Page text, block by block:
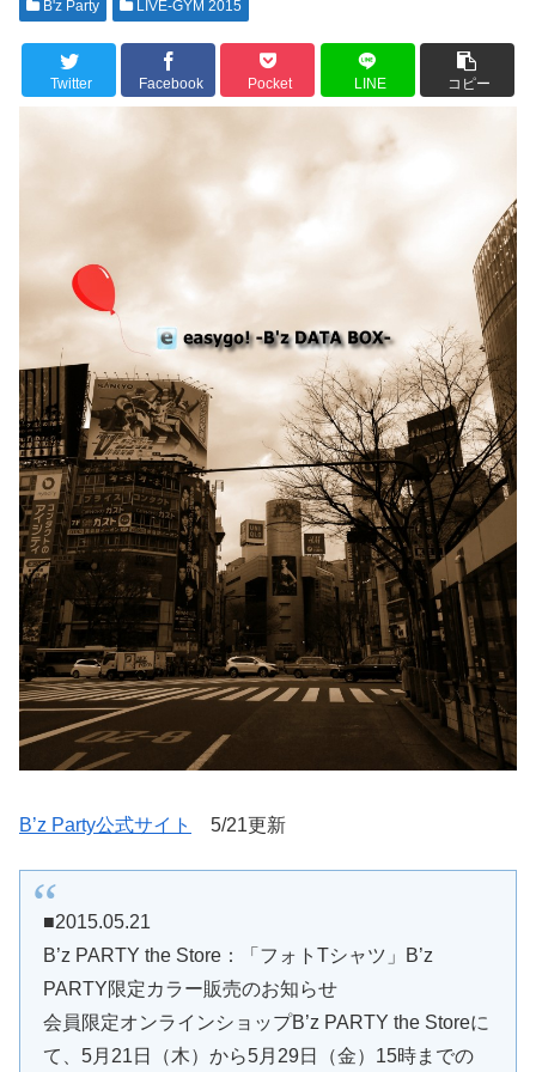
B'z Party LIVE-GYM 2015
Twitter Facebook Pocket LINE コピー
B’z Party公式サイト 5/21更新
■2015.05.21
B’z PARTY the Store：「フォトTシャツ」B’z
PARTY限定カラー販売のお知らせ
会員限定オンラインショップB’z PARTY the Storeに
て、5月21日（木）から5月29日（金）15時までの